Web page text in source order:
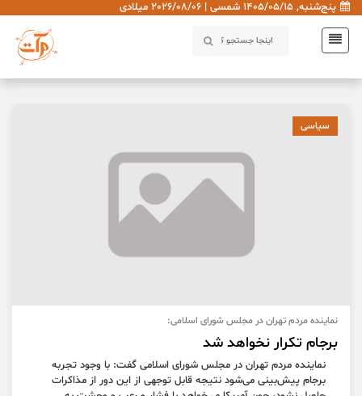
پنج‌شنبه, 1405/05/15 شمسی | 2026/08/06 میلادی
سیاسی
نماینده مردم تهران در مجلس شورای اسلامی:
برجام تکرار نخواهد شد
نماینده مردم تهران در مجلس شورای اسلامی گفت: با وجود تجربه
برجام پیش‌بینی می‌شود نتیجه قابل توجهی از این دور از مذاکرات